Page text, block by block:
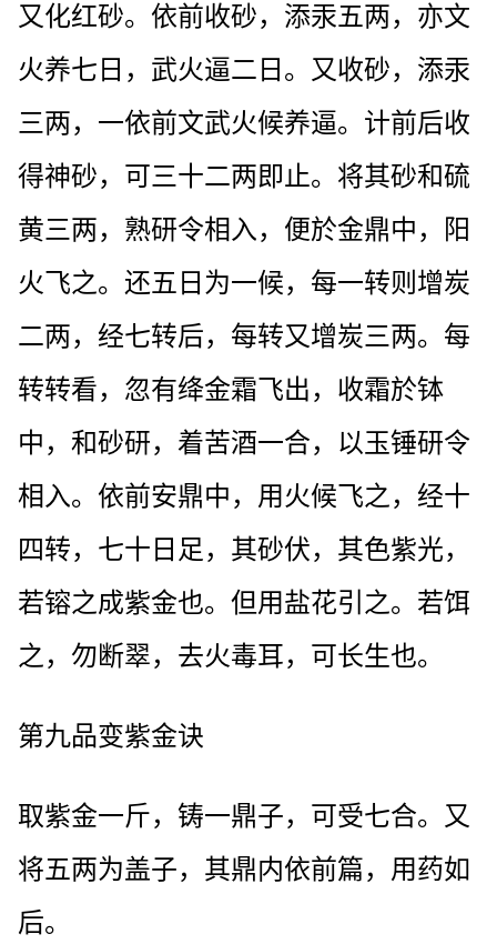
又化红砂。依前收砂，添汞五两，亦文
火养七日，武火逼二日。又收砂，添汞
三两，一依前文武火候养逼。计前后收
得神砂，可三十二两即止。将其砂和硫
黄三两，熟研令相入，便於金鼎中，阳
火飞之。还五日为一候，每一转则增炭
二两，经七转后，每转又增炭三两。每
转转看，忽有绛金霜飞出，收霜於钵
中，和砂研，着苦酒一合，以玉锤研令
相入。依前安鼎中，用火候飞之，经十
四转，七十日足，其砂伏，其色紫光，
若镕之成紫金也。但用盐花引之。若饵
之，勿断翠，去火毒耳，可长生也。
第九品变紫金诀
取紫金一斤，铸一鼎子，可受七合。又
将五两为盖子，其鼎内依前篇，用药如
后。